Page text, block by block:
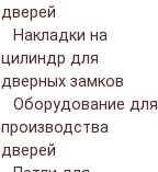
дверей
Накладки на
цилиндр для
дверных замков
Оборудование для
производства
дверей